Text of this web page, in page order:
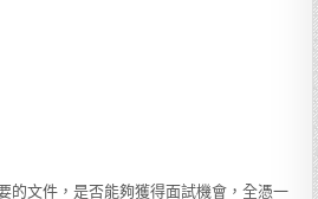
的文件，是否能夠獲得面試機會，全憑一